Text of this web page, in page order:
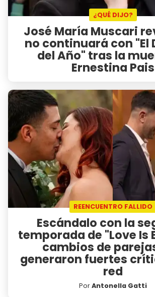
¿QUÉ DIJO?
José María Muscari
no continuará con "El
del Año" tras la
Ernestina Pais
REENCUENTRO FALLIDO
Escándalo con la
temporada de "Love Is
cambios de
generaron fuertes
red
PorAntonella Gatti